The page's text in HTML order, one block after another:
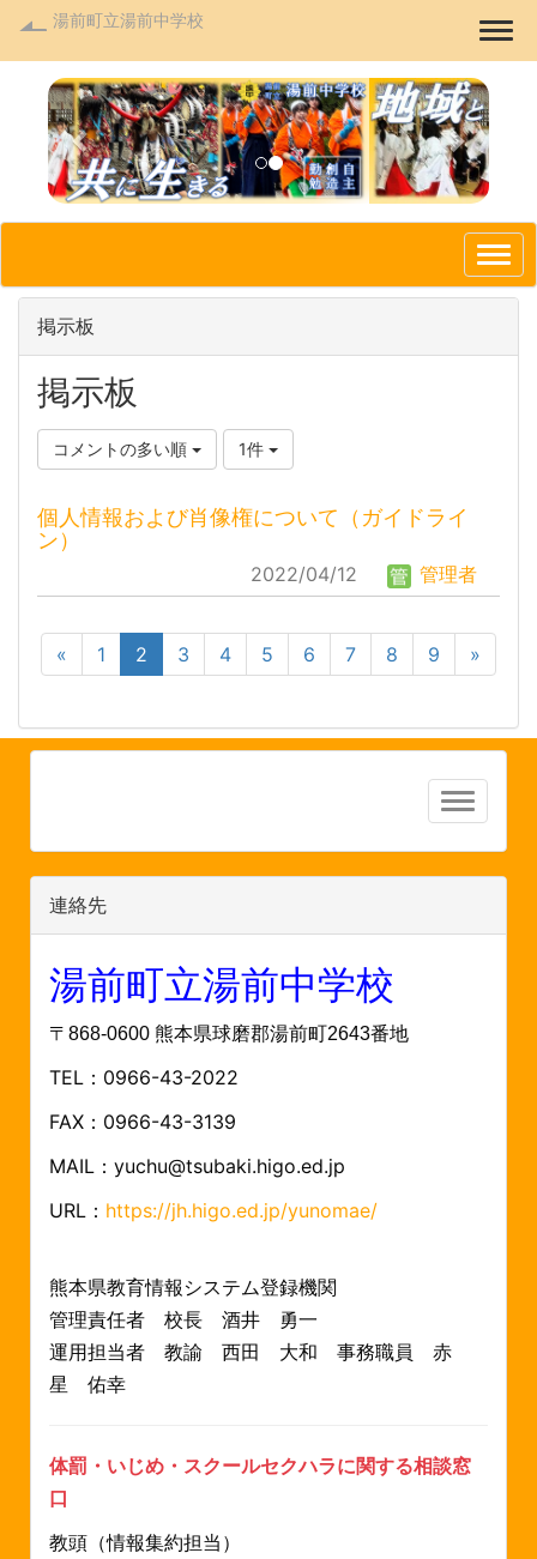
湯前町立湯前中学校
p
r
e
v
o
u
s
n
e
x
t
掲示板
掲示板
コメントの多い順 1件
個人情報および肖像権について（ガイドライ
ン）
2022/04/12 管理者
« 1 2 3 4 5 6 7 8 9 »
連絡先
湯前町立湯前中学校
〒868-0600 熊本県球磨郡湯前町2643番地
TEL：0966-43-2022
FAX：0966-43-3139
MAIL：yuchu@tsubaki.higo.ed.jp
URL： https://jh.higo.ed.jp/yunomae/
熊本県教育情報システム登録機関
管理責任者 校長 酒井 勇一
運用担当者 教諭 西田 大和 事務職員 赤
星 佑幸
体罰・いじめ・スクールセクハラに関する相談窓
口
教頭（情報集約担当）